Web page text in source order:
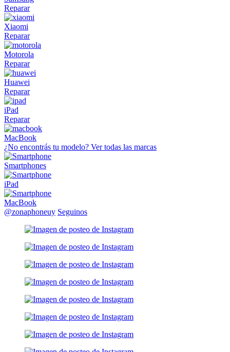
Reparar
Xiaomi
Reparar
Motorola
Reparar
Huawei
Reparar
iPad
Reparar
MacBook
¿No encontrás tu modelo? Ver todas las marcas
Smartphones
iPad
MacBook
@zonaphoneuy Seguinos